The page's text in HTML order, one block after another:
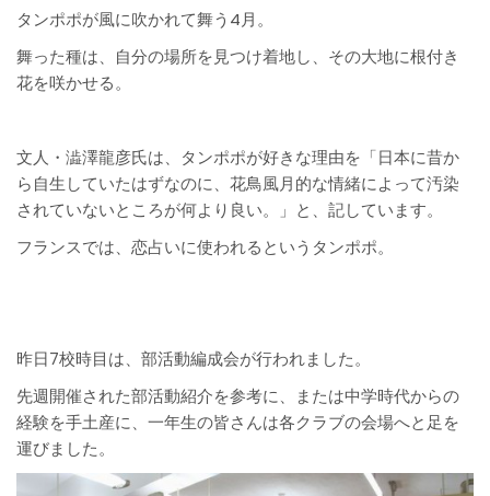
タンポポが風に吹かれて舞う4月。
舞った種は、自分の場所を見つけ着地し、その大地に根付き
花を咲かせる。
文人・澁澤龍彦氏は、タンポポが好きな理由を「日本に昔か
ら自生していたはずなのに、花鳥風月的な情緒によって汚染
されていないところが何より良い。」と、記しています。
フランスでは、恋占いに使われるというタンポポ。
昨日7校時目は、部活動編成会が行われました。
先週開催された部活動紹介を参考に、または中学時代からの
経験を手土産に、一年生の皆さんは各クラブの会場へと足を
運びました。